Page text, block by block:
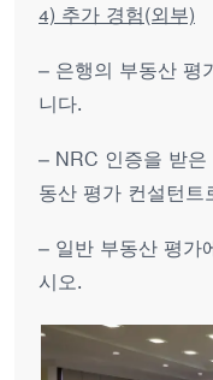
4) 추가 경험(외부)
– 은행의 부동산 평
니다.
– NRC 인증을 받
동산 평가 컨설턴트
– 일반 부동산 평가
시오.